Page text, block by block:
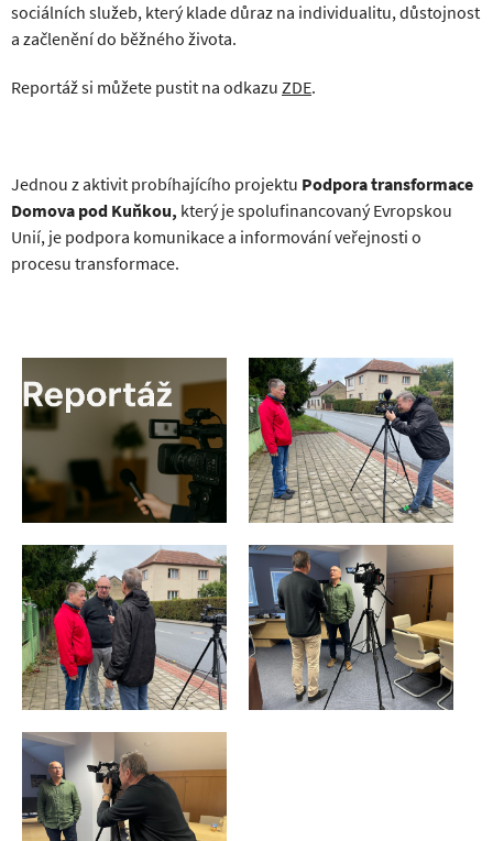
sociálních služeb, který klade důraz na individualitu, důstojnost
a začlenění do běžného života.
Reportáž si můžete pustit na odkazu ZDE.
Jednou z aktivit probíhajícího projektu Podpora transformace
Domova pod Kuňkou, který jespolufinancovaný Evropskou
Unií, je podpora komunikace a informování veřejnosti o
procesu transformace.